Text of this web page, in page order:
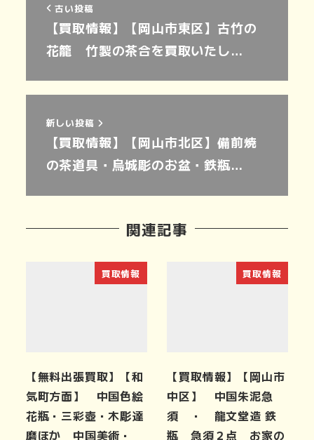
古い投稿
【買取情報】【岡山市東区】古竹の
花籠 竹製の茶合を買取いたし…
新しい投稿
【買取情報】【岡山市北区】備前焼
の茶道具・烏城彫のお盆・鉄瓶…
関連記事
買取情報
【無料出張買取】【和
気町方面】 中国色絵
花瓶・三彩壺・木彫達
磨ほか 中国美術・
買取情報
【買取情報】【岡山市
中区】 中国朱泥急
須 ・ 龍文堂造 鉄
瓶 急須２点 お家の